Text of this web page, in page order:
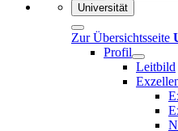
Universität
Zur Übersichtsseite
Profil
Leitbild